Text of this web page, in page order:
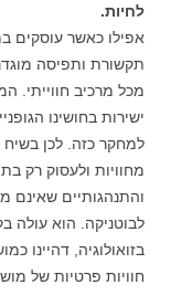
לחיות.
אפילו כאשר עוסקים
תקשורת ותפיסה
מכל מרכיב חווייתי.
ישירות בחושינו
למחקר כזה. לכן בשיח
מחוויות ולעסוק רק
והתנהגותיים שאינם
לבוטניקה. הוא עולה
בזואולוגיה, דהיינו
חוויות פרטיות של